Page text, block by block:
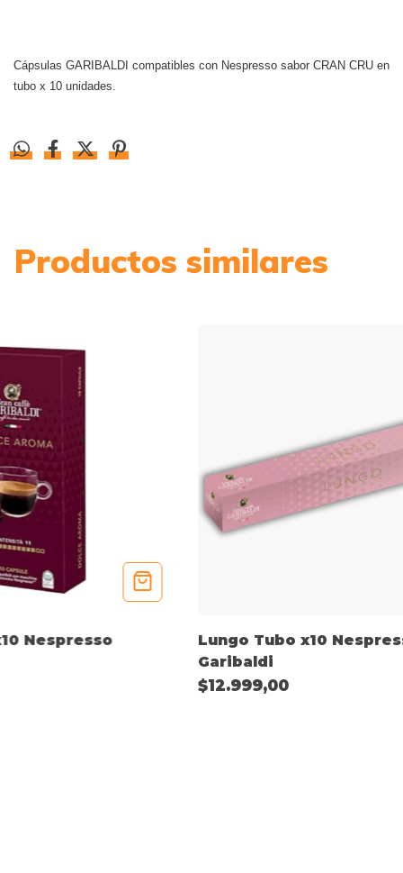
Cápsulas GARIBALDI compatibles con Nespresso sabor CRAN CRU en
tubo x 10 unidades.
Productos similares
Nespresso
Lungo Tubo x10
Garibaldi
$12.999,00